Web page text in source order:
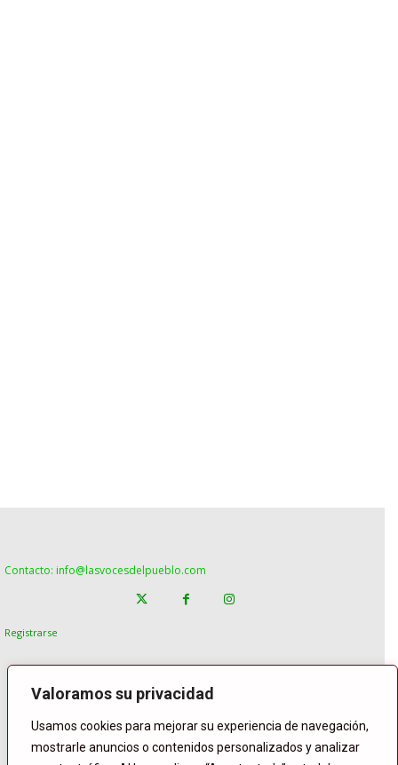
Valoramos su privacidad
Usamos cookies para mejorar su experiencia de navegación,
mostrarle anuncios o contenidos personalizados y analizar
Contacto: info@lasvocesdelpueblo.com
Registrarse